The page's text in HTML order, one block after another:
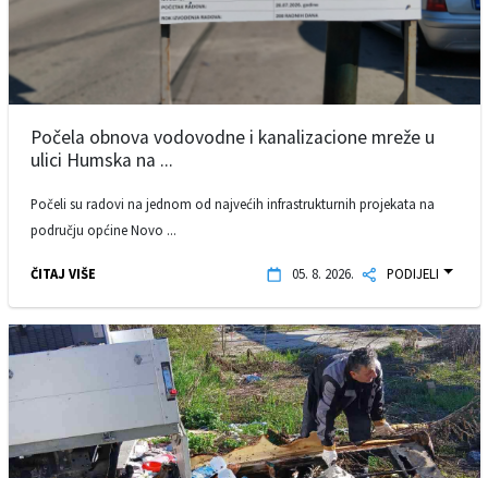
Počela obnova vodovodne i kanalizacione mreže u
ulici Humska na ...
Počeli su radovi na jednom od najvećih infrastrukturnih projekata na
području općine Novo ...
ČITAJ VIŠE 05. 8. 2026. PODIJELI